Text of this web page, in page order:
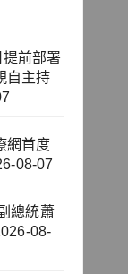
前部署
自主持
網首度
08-07
總統蕭
08-